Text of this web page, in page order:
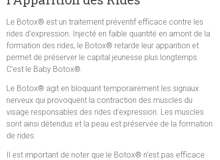
Le Botox® est un traitement préventif efficace contre les
rides d’expression. Injecté en faible quantité en amont de la
formation des rides, le Botox® retarde leur apparition et
permet de préserver le capital jeunesse plus longtemps.
C’est le Baby Botox®.
Le Botox® agit en bloquant temporairement les signaux
nerveux qui provoquent la contraction des muscles du
visage responsables des rides d’expression. Les muscles
sont ainsi détendus et la peau est préservée de la formation
de rides.
Il est important de noter que le Botox® n’est pas efficace